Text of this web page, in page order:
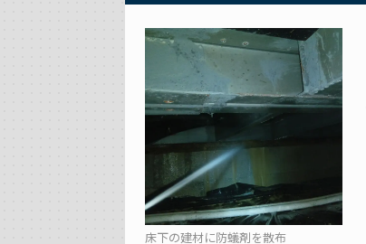
床下の建材に防蟻剤を散布